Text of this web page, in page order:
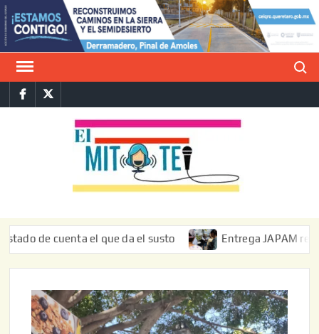
Saltar
al
contenido
FacebookTwitter
cuenta el que da el susto Entrega JAPAM